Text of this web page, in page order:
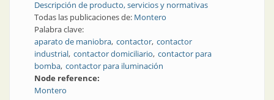
Descripción de producto, servicios y normativas
Todas las publicaciones de: Montero
Palabra clave:
aparato de maniobra contactor contactor
industrial contactor domiciliario contactor para
bomba contactor para iluminación
Node reference:
Montero